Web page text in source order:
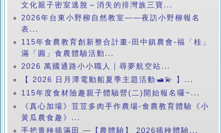
文化親子密室逃脫～消失的排灣族三寶...
2026年台東小野柳自然教室——夜訪小野柳報名
表...
115年食農教育創新整合計畫-田中鎮農會-福「桂」
滿「圓」食農體驗活動...
2026 萬國通路小小職人｜尋夢航空站...
【 2026 日月潭電動船夏季主題活動🛥️💫 】...
115年度食材險趣親子體驗營(二)開始報名囉~...
《真心加場》荳荳多肉手作農場-食農教育體驗《小
黃瓜農食趣》...
手把青秧插滿田 —【農體驗】 2026插秧體驗...